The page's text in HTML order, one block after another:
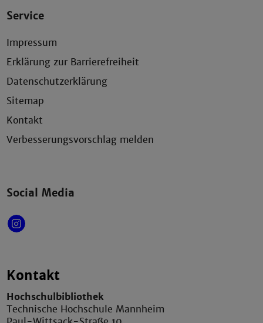
Service
Impressum
Erklärung zur Barrierefreiheit
Datenschutzerklärung
Sitemap
Kontakt
Verbesserungsvorschlag melden
Social Media
Kontakt
Hochschulbibliothek
Technische Hochschule Mannheim